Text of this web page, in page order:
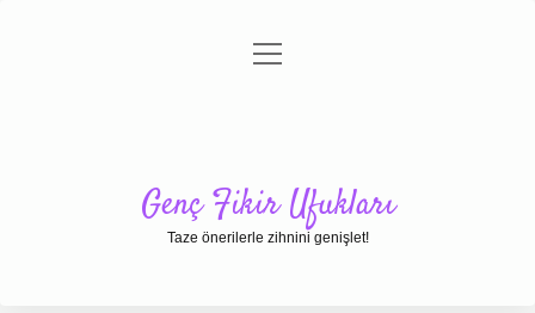
Gizlilik Politikası
menüyü
Genç Fikir Ufukları
Taze önerilerle zihnini genişlet!